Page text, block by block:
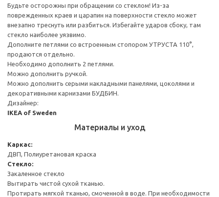
Будьте осторожны при обращении со стеклом! Из-за
поврежденных краев и царапин на поверхности стекло может
внезапно треснуть или разбиться. Избегайте ударов сбоку, там
стекло наиболее уязвимо.
Дополните петлями со встроенным стопором УТРУСТА 110°,
продаются отдельно.
Необходимо дополнить 2 петлями.
Можно дополнить ручкой.
Можно дополнить серыми накладными панелями, цоколями и
декоративными карнизами БУДБИН.
Дизайнер:
IKEA of Sweden
Материалы и уход
Каркас:
ДВП, Полиуретановая краска
Стекло:
Закаленное стекло
Вытирать чистой сухой тканью.
Протирать мягкой тканью, смоченной в воде. При необходимости